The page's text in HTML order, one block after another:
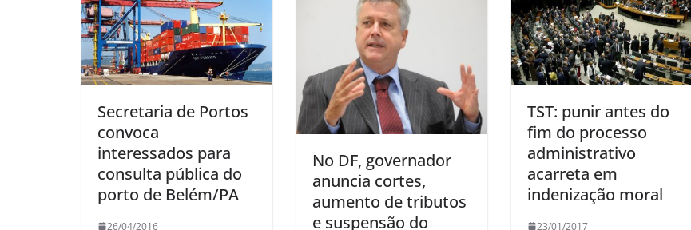
Secretaria de Portos
convoca
interessados para
consulta pública do
porto de Belém/PA
26/04/2016
No DF, governador
anuncia cortes,
aumento de tributos
e suspensão do
TST: punir antes do
fim do processo
administrativo
acarreta em
indenização moral
23/01/2017